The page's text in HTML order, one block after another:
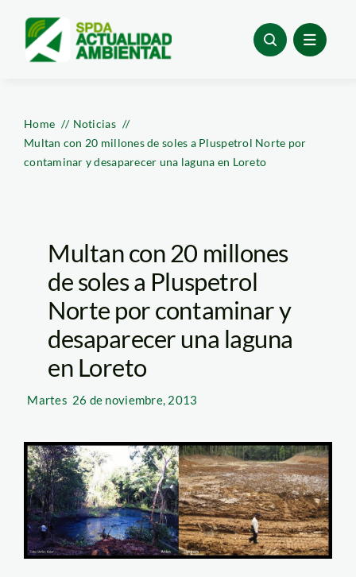
content
Home
Noticias
Multan con 20 millones de soles a Pluspetrol Norte por
contaminar y desaparecer una laguna en Loreto
Multan con 20 millones
de soles a Pluspetrol
Norte por contaminar y
desaparecer una laguna
en Loreto
Martes 26 de noviembre, 2013